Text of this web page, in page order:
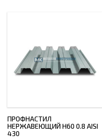
ПРОФНАСТИЛ
НЕРЖАВЕЮЩИЙ Н60 0.8 AISI
430